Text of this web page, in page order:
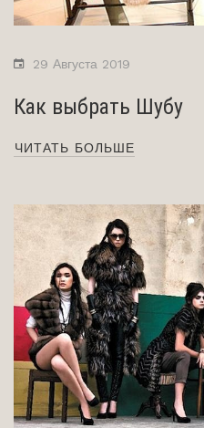
29 Августа 2019
Как выбрать Шубу
ЧИТАТЬ БОЛЬШЕ